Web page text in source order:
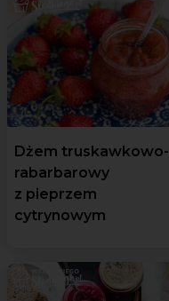
Dżem truskawkowo-
rabarbarowy
z pieprzem
cytrynowym